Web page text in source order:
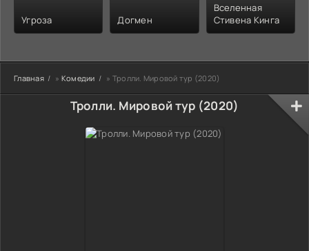
Угроза Догмен
Вселенная
Стивена Кинга
Главная » Комедии » Тролли. Мировой тур (2020)
Тролли. Мировой тур (2020)